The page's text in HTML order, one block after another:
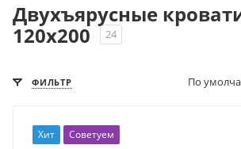
Двухъярусные
120х200
24
ФИЛЬТР По
Хит Советуем